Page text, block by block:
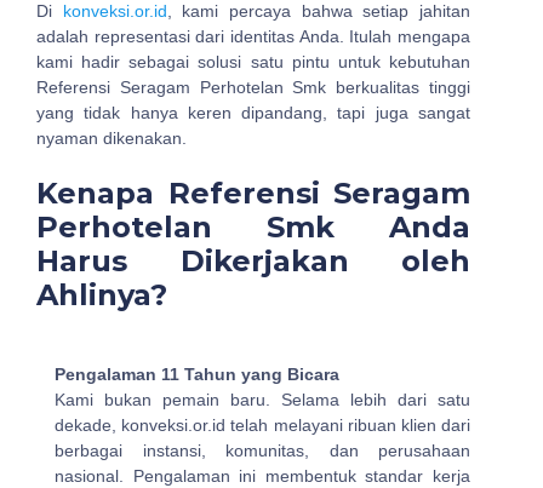
Di konveksi.or.id, kami percaya bahwa setiap jahitan
adalah representasi dari identitas Anda. Itulah mengapa
kami hadir sebagai solusi satu pintu untuk kebutuhan
Referensi Seragam Perhotelan Smk berkualitas tinggi
yang tidak hanya keren dipandang, tapi juga sangat
nyaman dikenakan.
Kenapa Referensi Seragam
Perhotelan Smk Anda
Harus Dikerjakan oleh
Ahlinya?
Pengalaman 11 Tahun yang Bicara
Kami bukan pemain baru. Selama lebih dari satu
dekade, konveksi.or.id telah melayani ribuan klien dari
berbagai instansi, komunitas, dan perusahaan
nasional. Pengalaman ini membentuk standar kerja